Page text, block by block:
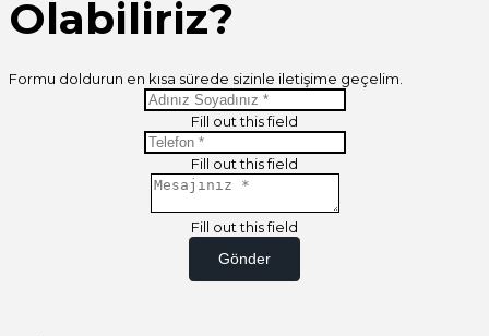
Olabiliriz?
Formu doldurun en kısa sürede sizinle iletişime geçelim.
Fill out this field
Fill out this field
Fill out this field
Gönder